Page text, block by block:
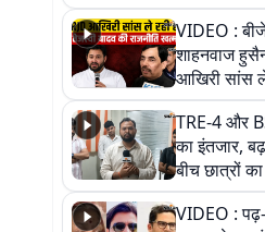
VIDEO :
शाहनवाज
आखिरी सांस
RJD,
क्या कहा,
TRE-4 और
का इंतजार,
बीच छात्रों
आखिर कब
देखें वीडियो
VIDEO :